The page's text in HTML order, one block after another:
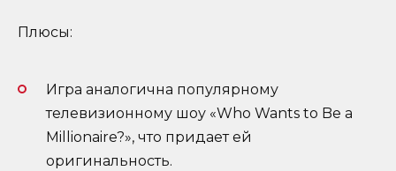
Плюсы:
Игра аналогична популярному
телевизионному шоу «Who Wants to Be a
Millionaire?», что придает ей
оригинальность.